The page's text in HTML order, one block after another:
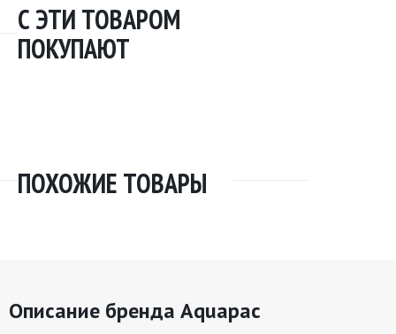
С ЭТИ ТОВАРОМ
ПОКУПАЮТ
ПОХОЖИЕ ТОВАРЫ
Описание бренда Aquapac